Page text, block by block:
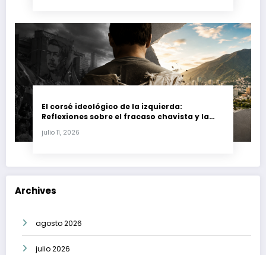
El corsé ideológico de la izquierda:
Reflexiones sobre el fracaso chavista y la
julio 11, 2026
Archives
agosto 2026
julio 2026